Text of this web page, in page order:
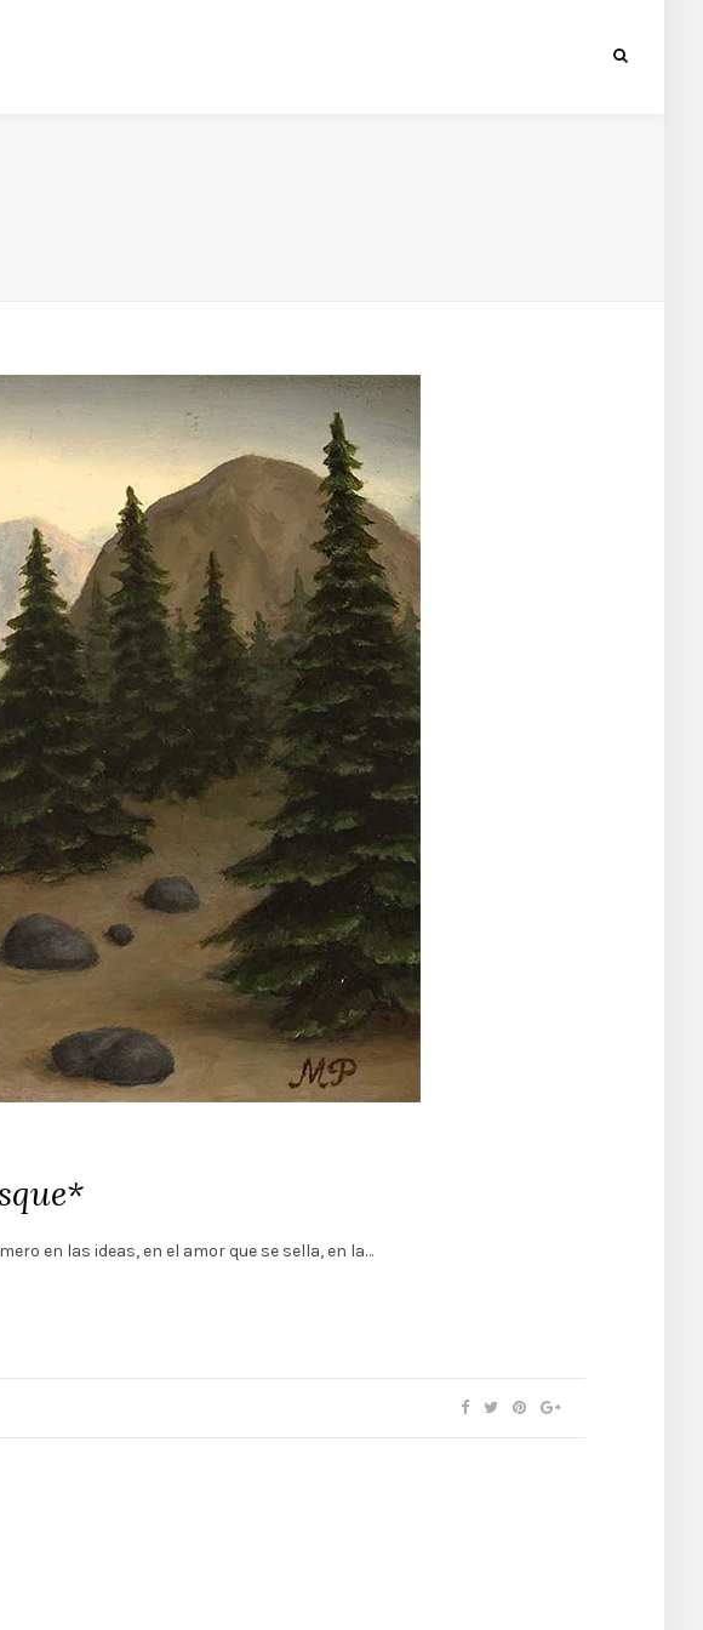
en las ideas, en el amor que se sella, en la…